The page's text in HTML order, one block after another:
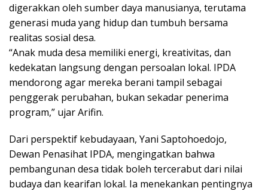
digerakkan oleh sumber daya manusianya, terutama
generasi muda yang hidup dan tumbuh bersama
realitas sosial desa.
“Anak muda desa memiliki energi, kreativitas, dan
kedekatan langsung dengan persoalan lokal. IPDA
mendorong agar mereka berani tampil sebagai
penggerak perubahan, bukan sekadar penerima
program,” ujar Arifin.
Dari perspektif kebudayaan, Yani Saptohoedojo,
Dewan Penasihat IPDA, mengingatkan bahwa
pembangunan desa tidak boleh tercerabut dari nilai
budaya dan kearifan lokal. Ia menekankan pentingnya